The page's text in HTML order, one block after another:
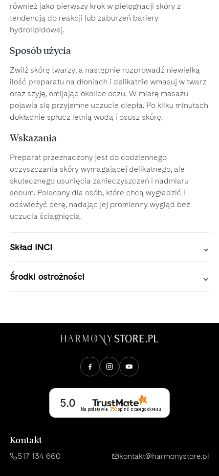
również jako pierwszy krok w pielęgnacji skóry z
tendencją do reakcji lub zaburzeń bariery
hydrolipidowej.
Sposób użycia
Zwilż skórę twarzy, a następnie rozprowadź niewielką
ilość preparatu na dłoniach i delikatnie wmasuj w twarz
oraz szyję, omijając okolice oczu. W miarę masażu
pojawia się przyjemne uczucie ciepła. Po kilku minutach
dokładnie spłucz letnią wodą i osusz skórę.
Wskazania
Preparat przeznaczony jest do codziennego
oczyszczania skóry wymagającej delikatnego, ale
skutecznego usunięcia zanieczyszczeń i nadmiaru
sebum. Polecany dla osób, które chcą wygładzić i
odświeżyć cerę, nadając jej promienny wygląd bez
uczucia ściągnięcia.
Skład INCI
Środki ostrożności
Opinie klientów
5.0
Na podstawie 350 opinii z całego okresu
Kontakt
517 134 660 kontakt@harmonystore.pl